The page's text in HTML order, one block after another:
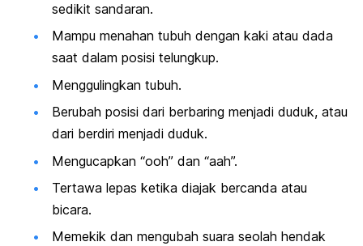
sedikit sandaran.
Mampu menahan tubuh dengan kaki atau dada
saat dalam posisi telungkup.
Menggulingkan tubuh.
Berubah posisi dari berbaring menjadi duduk, atau
dari berdiri menjadi duduk.
Mengucapkan “ooh” dan “aah”.
Tertawa lepas ketika diajak bercanda atau
bicara.
Memekik dan mengubah suara seolah hendak